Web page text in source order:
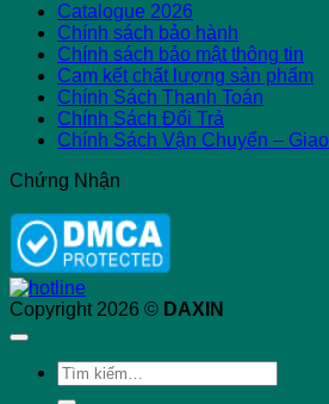
Catalogue 2026
Chính sách bảo hành
Chính sách bảo mật thông tin
Cam kết chất lượng sản phẩm
Chính Sách Thanh Toán
Chính Sách Đổi Trả
Chính Sách Vận Chuyển –
Chứng Nhận
Copyright 2026 © DAXIN
Tìm
kiếm: